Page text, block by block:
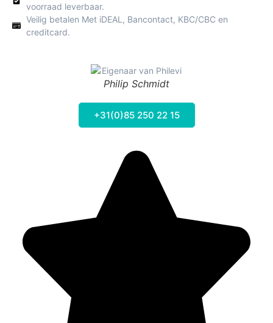
voorraad leverbaar.
Veilig betalen Met iDEAL, Bancontact, KBC/CBC en
creditcard.
Philip Schmidt
+31(0)85 250 22 15